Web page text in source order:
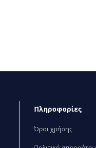
Πληροφορίες
Όροι χρήσης